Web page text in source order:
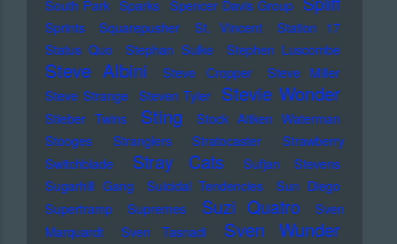
South Park Sparks Spencer Davis Group
Sprints Squarepusher St. Vincent
Station 17
Status Quo
Stephan Sulke Stephen Luscombe
Steve Albini Steve Cropper
Steve Miller
Steve Strange Steven Tyler Stevie Wonder
Stieber Twins Sting
Stock Aitken Waterman
Stooges
Stranglers Stratocaster
Strawberry
Switchblade
Stray Cats
Sufjan Stevens
Sugarhill Gang
Suicidal Tendencies
Sun Diego
Supertramp
Supremes Suzi Quatro
Sven
Marquardt
Sven Tasnadi Sven Wunder